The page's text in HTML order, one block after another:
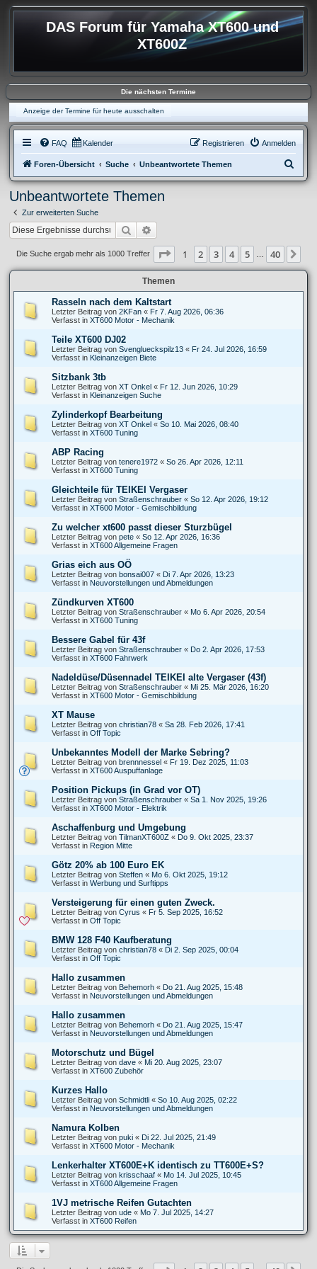
DAS Forum für Yamaha XT600 und
XT600Z
Die nächsten Termine
Anzeige der Termine für heute ausschalten
FAQ Kalender Anmelden
Registrieren
Foren-Übersicht Suche Unbeantwortete Themen
u
Unbeantwortete Themen
Zur erweiterten Suche
Suche
Die Suche ergab mehr als 1000 Treffer Seite 1von 40
1 2 3 4 5 40
Themen
Rasseln nach dem Kaltstart
Letzter Beitrag von 2KFan « Fr 7. Aug 2026, 06:36
Verfasst in XT600 Motor - Mechanik
Teile XT600 DJ02
Letzter Beitrag von Svenglueckspilz13 « Fr 24. Jul 2026, 16:59
Verfasst in Kleinanzeigen Biete
Sitzbank 3tb
Letzter Beitrag von XT Onkel « Fr 12. Jun 2026, 10:29
Verfasst in Kleinanzeigen Suche
Zylinderkopf Bearbeitung
Letzter Beitrag von XT Onkel « So 10. Mai 2026, 08:40
Verfasst in XT600 Tuning
ABP Racing
Letzter Beitrag von tenere1972 « So 26. Apr 2026, 12:11
Verfasst in XT600 Tuning
Gleichteile für TEIKEI Vergaser
Letzter Beitrag von Straßenschrauber « So 12. Apr 2026, 19:12
Verfasst in XT600 Motor - Gemischbildung
Zu welcher xt600 passt dieser Sturzbügel
Letzter Beitrag von pete « So 12. Apr 2026, 16:36
Verfasst in XT600 Allgemeine Fragen
Grias eich aus OÖ
Letzter Beitrag von bonsai007 « Di 7. Apr 2026, 13:23
Verfasst in Neuvorstellungen und Abmeldungen
Zündkurven XT600
Letzter Beitrag von Straßenschrauber « Mo 6. Apr 2026, 20:54
Verfasst in XT600 Tuning
Bessere Gabel für 43f
Letzter Beitrag von Straßenschrauber « Do 2. Apr 2026, 17:53
Verfasst in XT600 Fahrwerk
Nadeldüse/Düsennadel TEIKEI alte Vergaser (43f)
Letzter Beitrag von Straßenschrauber « Mi 25. Mär 2026, 16:20
Verfasst in XT600 Motor - Gemischbildung
XT Mause
Letzter Beitrag von christian78 « Sa 28. Feb 2026, 17:41
Verfasst in Off Topic
Unbekanntes Modell der Marke Sebring?
Letzter Beitrag von brennnessel « Fr 19. Dez 2025, 11:03
Verfasst in XT600 Auspuffanlage
Position Pickups (in Grad vor OT)
Letzter Beitrag von Straßenschrauber « Sa 1. Nov 2025, 19:26
Verfasst in XT600 Motor - Elektrik
Aschaffenburg und Umgebung
Letzter Beitrag von TilmanXT600Z « Do 9. Okt 2025, 23:37
Verfasst in Region Mitte
Götz 20% ab 100 Euro EK
Letzter Beitrag von Steffen « Mo 6. Okt 2025, 19:12
Verfasst in Werbung und Surftipps
Versteigerung für einen guten Zweck.
Letzter Beitrag von Cyrus « Fr 5. Sep 2025, 16:52
Verfasst in Off Topic
BMW 128 F40 Kaufberatung
Letzter Beitrag von christian78 « Di 2. Sep 2025, 00:04
Verfasst in Off Topic
Hallo zusammen
Letzter Beitrag von Behemorh « Do 21. Aug 2025, 15:48
Verfasst in Neuvorstellungen und Abmeldungen
Hallo zusammen
Letzter Beitrag von Behemorh « Do 21. Aug 2025, 15:47
Verfasst in Neuvorstellungen und Abmeldungen
Motorschutz und Bügel
Letzter Beitrag von dave « Mi 20. Aug 2025, 23:07
Verfasst in XT600 Zubehör
Kurzes Hallo
Letzter Beitrag von Schmidtli « So 10. Aug 2025, 02:22
Verfasst in Neuvorstellungen und Abmeldungen
Namura Kolben
Letzter Beitrag von puki « Di 22. Jul 2025, 21:49
Verfasst in XT600 Motor - Mechanik
Lenkerhalter XT600E+K identisch zu TT600E+S?
Letzter Beitrag von krisschaaf « Mo 14. Jul 2025, 10:45
Verfasst in XT600 Allgemeine Fragen
1VJ metrische Reifen Gutachten
Letzter Beitrag von ude « Mo 7. Jul 2025, 14:27
Verfasst in XT600 Reifen